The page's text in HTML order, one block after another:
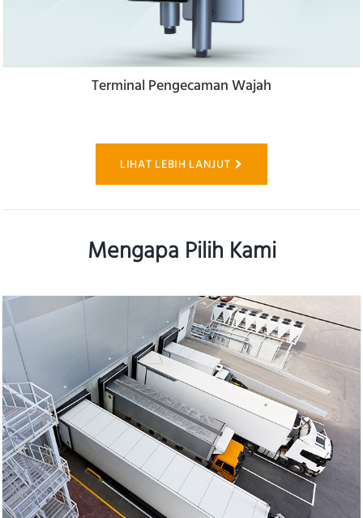
Terminal Pengecaman Wajah
LIHAT LEBIH LANJUT
Mengapa Pilih Kami